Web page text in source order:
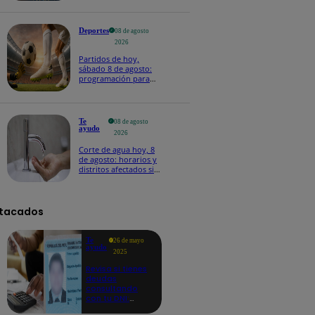
Deportes
08 de agosto
2026
Partidos de hoy,
sábado 8 de agosto:
programación para
Te
ayudo
08 de agosto
2026
Corte de agua hoy, 8
de agosto: horarios y
distritos afectados sin
Te
ayudo
26 de mayo
2025
Revisa si tienes
deudas
consultando
con tu DNI: